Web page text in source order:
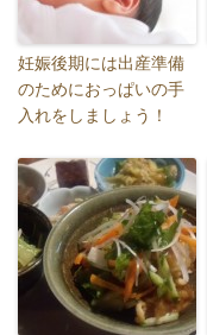
妊娠後期には出産準備
のためにおっぱいの手
入れをしましょう！